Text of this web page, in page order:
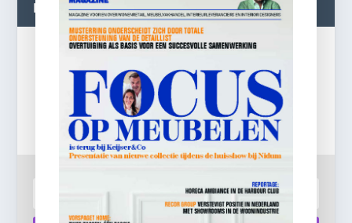
BLIJF OP DE HOOGTE!
e-mail nieuwsbrief!
Laat je e-mailadres achter en ontvang dagelijks
ontbijtnieuws in je mailbox.